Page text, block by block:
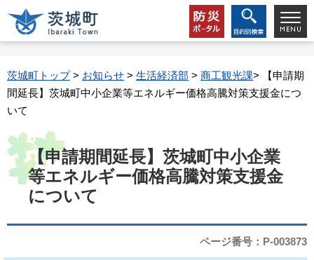
茨城町トップ> お知らせ > 生活経済部 > 商工観光課> 【申請期
間延長】茨城町中小企業等エネルギー価格高騰対策支援金につ
いて
【申請期間延長】茨城町中小企業
等エネルギー価格高騰対策支援金
について
ページ番号：P-003873